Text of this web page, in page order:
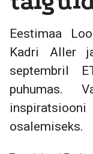
Eestimaa
Kadri Aller
septembril
puhumas.
osalemiseks.